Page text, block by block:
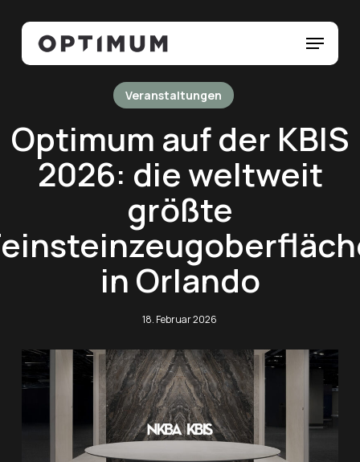
content
Menu
Veranstaltungen
Optimum auf der KBIS
2026: die weltweit
größte
in Orlando
18. Februar 2026